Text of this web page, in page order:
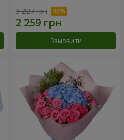
3 227 грн
Замовити